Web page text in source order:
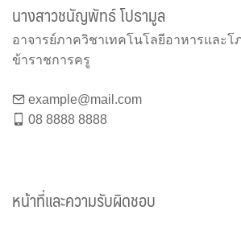
นางสาวชนัญพัทธ์ โปธามูล
อาจารย์ภาควิชาเทคโนโลยีอาหารและโ
ข้าราชการครู
example@mail.com
08 8888 8888
หน้าที่และความรับผิดชอบ